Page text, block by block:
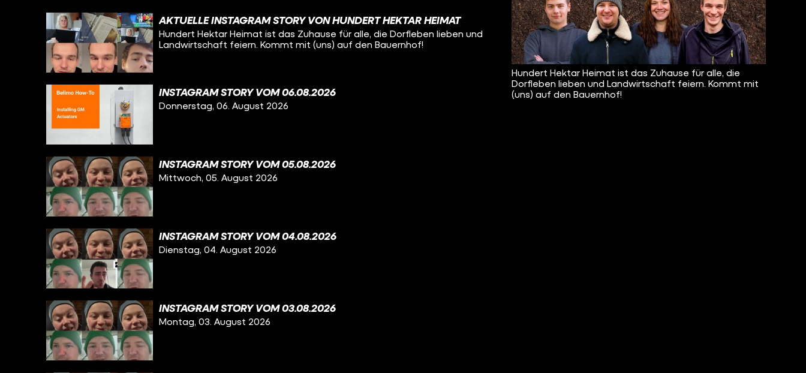
Hundert Hektar Heimat ist das Zuhause für alle, die
Dorfleben lieben und Landwirtschaft feiern. Kommt mit
(uns) auf den Bauernhof!
AKTUELLE INSTAGRAM STORY VON HUNDERT HEKTAR HEIMAT
Hundert Hektar Heimat ist das Zuhause für alle, die Dorfleben lieben und
Landwirtschaft feiern. Kommt mit (uns) auf den Bauernhof!
INSTAGRAM STORY VOM 06.08.2026
Donnerstag, 06. August 2026
INSTAGRAM STORY VOM 05.08.2026
Mittwoch, 05. August 2026
INSTAGRAM STORY VOM 04.08.2026
Dienstag, 04. August 2026
INSTAGRAM STORY VOM 03.08.2026
Montag, 03. August 2026